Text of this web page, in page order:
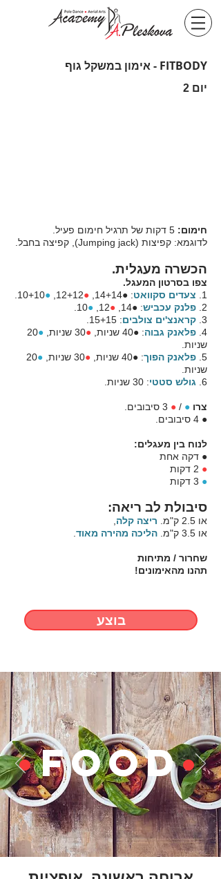
FITBODY - אימון במשקל גוף
יום 2
חימום: 5 דקות של תרגיל חימום פעיל.
לדוגמא: קפיצות (Jumping jack), קפיצה בחבל.
הכשרה מעגלית.
צפו בסרטון המעגל.
1.
צעדים סקוואט: ●14+14,
●
12+12,
●
10+10.
2. פלנק עכביש: ●14,
●
12,
●
10.
3. קראנצ'ים צולבים: 15+15.
4. פלאנק גבוה: ●40 שניות, ●30 שניות, ●
20
שניות.
5. פלאנק הפוך: ●40 שניות, ●30 שניות, ●
20
שניות.
6. גולש סטטי: 30 שניות.
צרו ●
/
● 3 סיבובים.
● 4 סיבובים.
לנוח בין מעגלים:
● דקה אחת
●
●
סיבולת לב ריאה:
או 2.5 ק"מ. ריצה קלה
או 3.5 ק"מ.
הליכה מהירה מאוד
שחרור / מתיחות
תהנו מהאימונים!
בוצע
•FOOD•